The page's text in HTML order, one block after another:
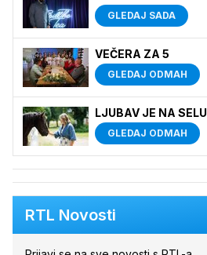
GLEDAJ SADA
VEČERA ZA 5
GLEDAJ ODMAH
LJUBAV JE NA SELU
GLEDAJ ODMAH
RTL Novosti